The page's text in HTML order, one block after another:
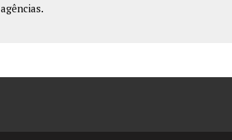
agências.